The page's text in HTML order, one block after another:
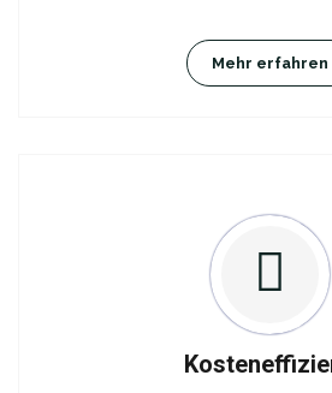
Mehr erfahren